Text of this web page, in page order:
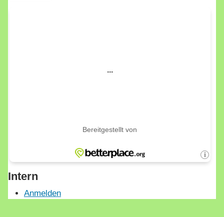
Intern
Anmelden